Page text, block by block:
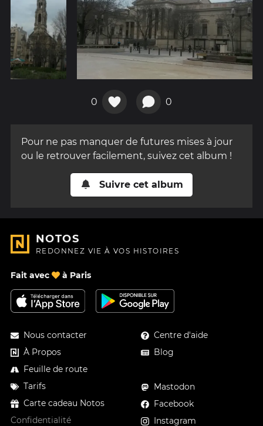
0 0
Pour ne pas manquer de futures mises à jour
ou le retrouver facilement, suivez cet album !
Suivre cet album
NOTOS
REDONNEZ VIE À VOS HISTOIRES
Fait avec à Paris
Nous contacter
À Propos
Feuille de route
Tarifs
Carte cadeau Notos
Confidentialité
Centre d'aide
Blog
Mastodon
Facebook
Instagram